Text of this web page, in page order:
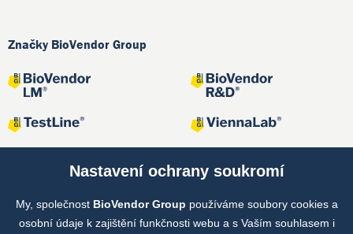
Značky BioVendor Group
Společné projekty
Nastavení ochrany soukromí
My, společnost BioVendor Group používáme soubory cookies a
osobní údaje k zajištění funkčnosti webu a s Vaším souhlasem i